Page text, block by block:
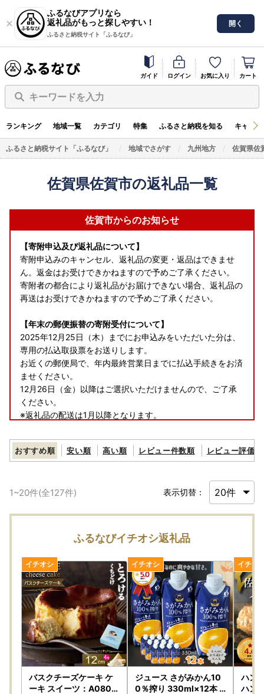
ふるなびアプリなら
返礼品がもっと探しやすい！
ふるさと納税サイト「ふるなび」
開く
ガイド ログイン お気に入り カート
キーワードを入力
ランキング 地域一覧 カテゴリ 特集 ふるさと納税を知る キャン
ふるさと納税サイト「ふるなび」 地域でさがす 九州地方 佐賀県佐
佐賀県佐賀市の返礼品一覧
佐賀市からのお知らせ
【寄附申込及び返礼品について】
寄附申込みのキャンセル、返礼品の変更・返品はできませ
ん。返金はお受けできかねますので予めご了承ください。
寄附者の都合により返礼品がお届けできない場合、返礼品の
再送はお受けできかねますので予めご了承ください。
【年末の郵便振替の寄附受付について】
2025年12月25日（木）までにお申込みをいただいた分は、
専用の払込取扱票をお送りします。
お近くの郵便局で、年内最終営業日までに払込手続きをお済
ませください。
12月26日（金）以降はご選択いただけませんので、ご了承
ください。
※返礼品の配送は1月以降となります。
年明け以降のため、オンラインワンストップ申請、または
「自治体マイページ」で検索し、
郵便振替でお支払いの場合、ご入金確認にお時間を要する
為、指定日対応はいたしかねます。
（配送指定日を入力いただいた場合も、事前にお断りなく最
短での発送となる場合がございます。）
【一時所得について】
※ふるさと納税でお送りする返礼品については、税制上の一
時所得に該当しますのでご注意ください。
一時所得は、年間50万円を超える場合に、超えた額につい
て課税対象となります。
※詳しくは国税庁ホームページを参照してください。
おすすめ順 安い順 高い順 レビュー件数順 レビュー評価順
1~20件(全127件) 表示切替：
ふるなびイチオシ返礼品
バスクチーズケーキ ケ
ーキ スイーツ：A080-
ジュース さがみかん10
0％搾り 330ml×12本 2
ハン
ハン